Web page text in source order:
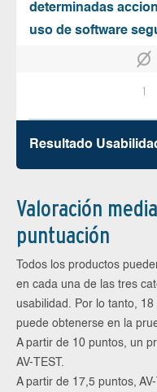
determinadas
uso de software
1
Resultado
Valoración
puntuación
Todos los productos
en cada una de las tres
usabilidad. Por lo tanto,
puede obtenerse en la
A partir de 10 puntos, un
AV-TEST.
A partir de 17,5 puntos,